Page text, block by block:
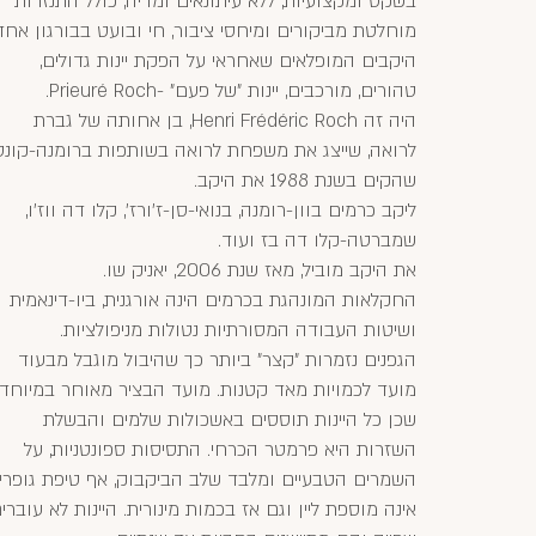
מוחלטת מביקורים ומיחסי ציבור, חי ובועט בבורגון
היקבים המופלאים שאחראי על הפקת יינות גדולים,
טהורים, מורכבים, יינות "של פעם" -Prieuré Roch.
היה זה Henri Frédéric Roch, בן אחותה של גברת
לרואה, שייצג את משפחת לרואה בשותפות ברומנה-
שהקים בשנת 1988 את היקב.
ליקב כרמים בוון-רומנה, בנואי-סן-ז'ורז', קלו דה ווז'ו,
שמברטה-קלו דה בז ועוד.
את היקב מוביל, מאז שנת 2006, יאניק שו.
החקלאות המונהגת בכרמים הינה אורגנית, ביו-דינאמית
ושיטות העבודה המסורתיות נטולות מניפולציות.
הגפנים נזמרות "קצר" ביותר כך שהיבול מוגבל מבעוד
מועד לכמויות מאד קטנות. מועד הבציר מאוחר במיוחד
שכן כל היינות תוססים באשכולות שלמים והבשלת
השזרות היא פרמטר הכרחי. התסיסות ספונטניות, על
השמרים הטבעיים ומלבד שלב הביקבוק, אף טיפת
אינה מוספת ליין וגם אז בכמות מינורית. היינות לא